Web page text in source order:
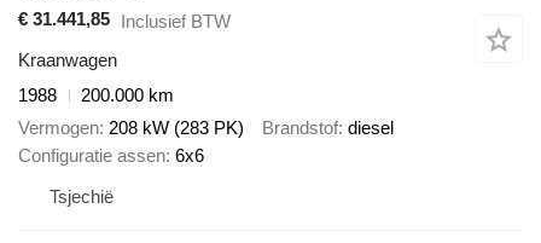
€ 31.441,85 Inclusief BTW
Kraanwagen
1988
200.000 km
Vermogen 208 kW (283 PK) Brandstof diesel
Configuratie assen 6x6
Tsjechië